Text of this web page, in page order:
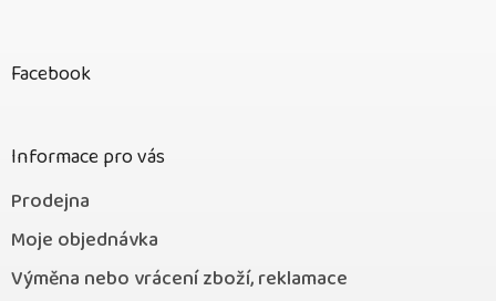
Facebook
Informace pro vás
Prodejna
Moje objednávka
Výměna nebo vrácení zboží, reklamace